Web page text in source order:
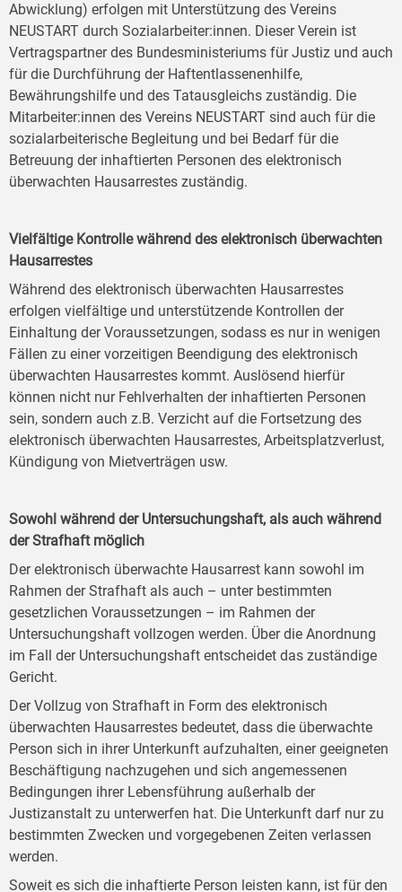
Abwicklung) erfolgen mit Unterstützung des Vereins
NEUSTART durch Sozialarbeiter:innen. Dieser Verein ist
Vertragspartner des Bundesministeriums für Justiz und auch
für die Durchführung der Haftentlassenenhilfe,
Bewährungshilfe und des Tatausgleichs zuständig. Die
Mitarbeiter:innen des Vereins NEUSTART sind auch für die
sozialarbeiterische Begleitung und bei Bedarf für die
Betreuung der inhaftierten Personen des elektronisch
überwachten Hausarrestes zuständig.
Vielfältige Kontrolle während des elektronisch überwachten
Hausarrestes
Während des elektronisch überwachten Hausarrestes
erfolgen vielfältige und unterstützende Kontrollen der
Einhaltung der Voraussetzungen, sodass es nur in wenigen
Fällen zu einer vorzeitigen Beendigung des elektronisch
überwachten Hausarrestes kommt. Auslösend hierfür
können nicht nur Fehlverhalten der inhaftierten Personen
sein, sondern auch z.B. Verzicht auf die Fortsetzung des
elektronisch überwachten Hausarrestes, Arbeitsplatzverlust,
Kündigung von Mietverträgen usw.
Sowohl während der Untersuchungshaft, als auch während
der Strafhaft möglich
Der elektronisch überwachte Hausarrest kann sowohl im
Rahmen der Strafhaft als auch – unter bestimmten
gesetzlichen Voraussetzungen – im Rahmen der
Untersuchungshaft vollzogen werden. Über die Anordnung
im Fall der Untersuchungshaft entscheidet das zuständige
Gericht.
Der Vollzug von Strafhaft in Form des elektronisch
überwachten Hausarrestes bedeutet, dass die überwachte
Person sich in ihrer Unterkunft aufzuhalten, einer geeigneten
Beschäftigung nachzugehen und sich angemessenen
Bedingungen ihrer Lebensführung außerhalb der
Justizanstalt zu unterwerfen hat. Die Unterkunft darf nur zu
bestimmten Zwecken und vorgegebenen Zeiten verlassen
werden.
Soweit es sich die inhaftierte Person leisten kann, ist für den